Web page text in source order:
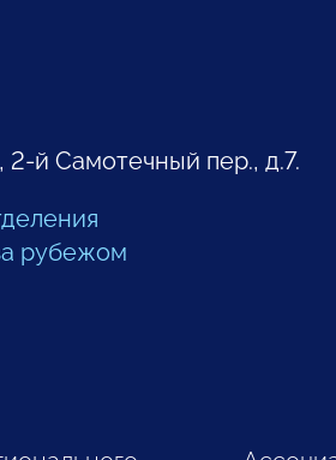
2-й Самотечный пер., д.7.
рубежом